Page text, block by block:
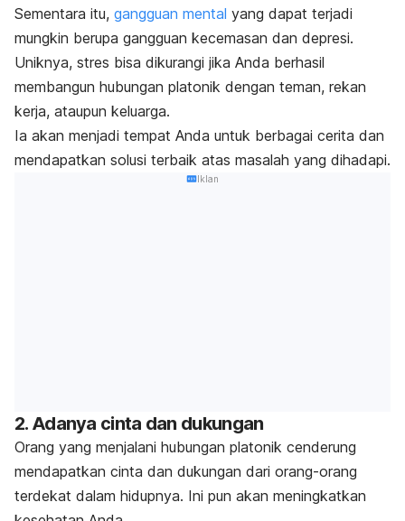
Sementara itu, gangguan mental yang dapat terjadi
mungkin berupa gangguan kecemasan dan depresi.
Uniknya, stres bisa dikurangi jika Anda berhasil
membangun hubungan platonik dengan teman, rekan
kerja, ataupun keluarga.
Ia akan menjadi tempat Anda untuk berbagai cerita dan
mendapatkan solusi terbaik atas masalah yang dihadapi.
Iklan
2. Adanya cinta dan dukungan
Orang yang menjalani hubungan platonik cenderung
mendapatkan cinta dan dukungan dari orang-orang
terdekat dalam hidupnya. Ini pun akan meningkatkan